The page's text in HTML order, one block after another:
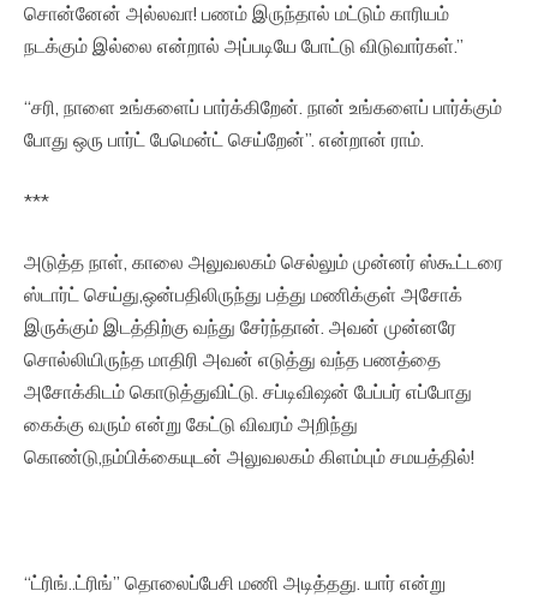
சொன்னேன் அல்லவா! பணம் இருந்தால் மட்டும் காரியம்
நடக்கும் இல்லை என்றால் அப்படியே போட்டு விடுவார்கள்.”
“சரி, நாளை உங்களைப் பார்க்கிறேன். நான் உங்களைப் பார்க்கும்
போது ஒரு பார்ட் பேமென்ட் செய்றேன்”. என்றான் ராம்.
***
அடுத்த நாள், காலை அலுவலகம் செல்லும் முன்னர் ஸ்கூட்டரை
ஸ்டார்ட் செய்து,ஒன்பதிலிருந்து பத்து மணிக்குள் அசோக்
இருக்கும் இடத்திற்கு வந்து சேர்ந்தான். அவன் முன்னரே
சொல்லியிருந்த மாதிரி அவன் எடுத்து வந்த பணத்தை
அசோக்கிடம் கொடுத்துவிட்டு. சப்டிவிஷன் பேப்பர் எப்போது
கைக்கு வரும் என்று கேட்டு விவரம் அறிந்து
கொண்டு,நம்பிக்கையுடன் அலுவலகம் கிளம்பும் சமயத்தில்!
“ட்ரிங்..ட்ரிங்” தொலைப்பேசி மணி அடித்தது. யார் என்று